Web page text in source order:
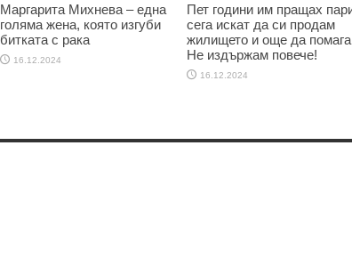
Маргарита Михнева – една
голяма жена, която изгуби
битката с рака
16.12.2024
Пет години им пращах
сега искат да си продам
жилището и още да
Не издържам повече!
16.12.2024